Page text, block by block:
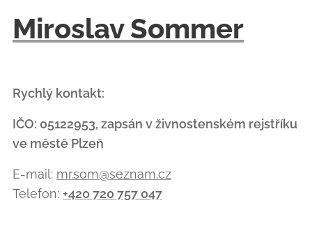
Miroslav Sommer
Rychlý kontakt:
IČO: 05122953, zapsán v živnostenském rejstříku
ve městě Plzeň
E-mail: mr.som@seznam.cz
Telefon: +420 720 757 047